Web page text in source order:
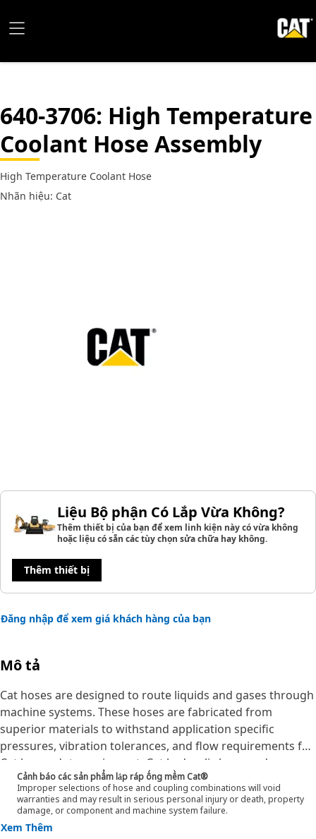
640-3706: High Temperature
Coolant Hose Assembly
High Temperature Coolant Hose
Nhãn hiệu: Cat
Liệu Bộ phận Có Lắp Vừa Không?
Thêm thiết bị của bạn để xem linh kiện này có vừa không
hoặc liệu có sẵn các tùy chọn sửa chữa hay không.
Thêm thiết bị
Đăng nhập để xem giá khách hàng của bạn
Mô tả
Cat hoses are designed to route liquids and gases through
machine systems. These hoses are fabricated from
superior materials to withstand application specific
pressures, vibration tolerances, and flow requirements for
Cat heavy-duty equipment. Cat hydraulic hose and
couplings are subjected to the most rigorous testing
processes in the industry. Every Cat hose and coupling
combination is tested as a system to ensure a perfect fit
that yields maximum safety and dependability.
Cảnh báo các sản phẩm lắp ráp ống mềm Cat®
Improper selections of hose and coupling combinations will void
warranties and may result in serious personal injury or death, property
damage, or component and machine system failure.
Xem Thêm